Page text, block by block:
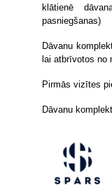
klātienē
pasniegšanas)
Dāvanu
lai atbrīvotos no
Pirmās vizītes
Dāvanu